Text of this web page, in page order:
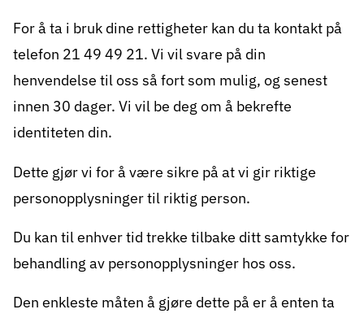
For å ta i bruk dine rettigheter kan du ta kontakt på
telefon 21 49 49 21. Vi vil svare på din
henvendelse til oss så fort som mulig, og senest
innen 30 dager. Vi vil be deg om å bekrefte
identiteten din.
Dette gjør vi for å være sikre på at vi gir riktige
personopplysninger til riktig person.
Du kan til enhver tid trekke tilbake ditt samtykke for
behandling av personopplysninger hos oss.
Den enkleste måten å gjøre dette på er å enten ta